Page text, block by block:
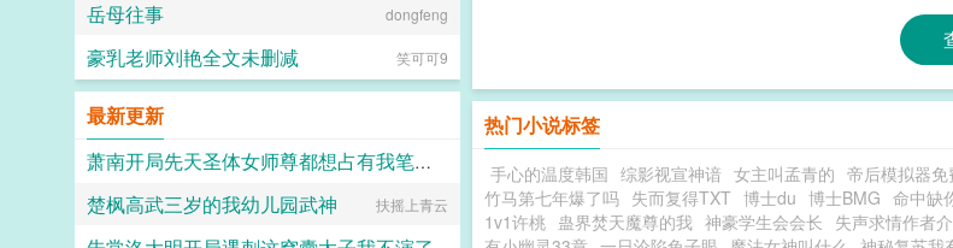
热门小说标签
手心的温度韩国 综影视宣神谙 女主叫孟青的 帝后模拟器免
竹马第七年爆了吗 失而复得TXT 博士du 博士BMG 命中缺
1v1许桃 蛊界焚天魔尊的我 神豪学生会会长 失声求情作者
岳母往事 dongfeng
豪乳老师刘艳全文未删减 笑可可9
最新更新
萧南开局先天圣体女师尊都想占有我笔趣阁完整版无删减
淮南听萧
楚枫高武三岁的我幼儿园武神 扶摇上青云